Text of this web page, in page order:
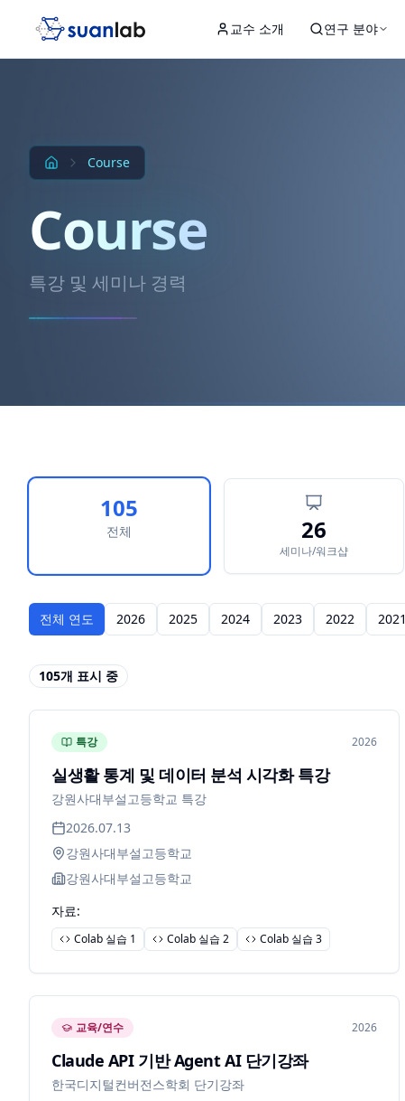
교수 소개 연구 분야
Course
Course
특강 및 세미나 경력
105
전체 26
세미나/워크샵
전체 연도 2026 2025 2024 2023 2022 2021
105개 표시 중
특강 2026
실생활 통계 및 데이터 분석 시각화 특강
강원사대부설고등학교 특강
2026.07.13
강원사대부설고등학교
강원사대부설고등학교
자료:
Colab 실습 1 Colab 실습 2 Colab 실습 3
교육/연수 2026
Claude API 기반 Agent AI 단기강좌
한국디지털컨버전스학회 단기강좌